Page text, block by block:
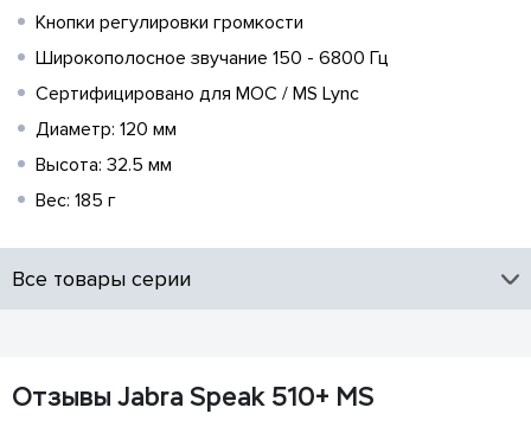
Кнопки регулировки громкости
Широкополосное звучание 150 - 6800 Гц
Сертифицировано для MOC / MS Lync
Диаметр: 120 мм
Высота: 32.5 мм
Вес: 185 г
Все товары серии
Отзывы Jabra Speak 510+ MS